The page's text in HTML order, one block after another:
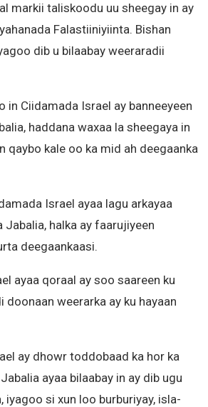
markii taliskoodu uu sheegay in ay
Falastiiniyiinta. Bishan
dib u bilaabay weeraradii
in Ciidamada Israel ay banneeyeen
haddana waxaa la sheegaya in
qaybo kale oo ka mid ah deegaanka
Israel ayaa lagu arkayaa
halka ay faarujiyeen
deegaankaasi.
ayaa qoraal ay soo saareen ku
doonaan weerarka ay ku hayaan
ay dhowr toddobaad ka hor ka
ayaa bilaabay in ay dib ugu
iyagoo si xun loo burburiyay, isla-